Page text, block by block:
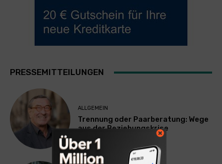
PRESSEMITTEILUNGEN
ALLGEMEIN
Trennung oder Paarberatung: Wege
aus der Beziehungskrise